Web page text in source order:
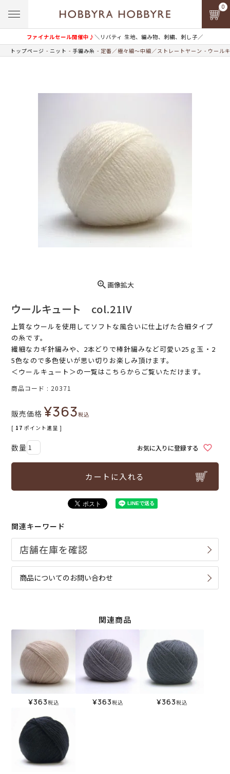
ファイナルセール開催中♪＼リバティ 生地、編み物、刺繍、刺し子／
0
トップページ ニット 手編み糸 定番／極々細～中細／ストレートヤーン ウール
画像拡大
ウールキュート col.21IV
上質なウールを使用してソフトな風合いに仕上げた合細タイプ
の糸です。
繊細なカギ針編みや、2本どりで棒針編みなど可愛い25ｇ玉・2
5色なので多色使いが思い切りお楽しみ頂けます。
＜ウールキュート＞の一覧はこちらからご覧いただけます。
商品コード 20371
販売価格 ¥363税込
[ 17 ポイント進呈 ]
お気に入りに登録する
カートに入れる
関連キーワード
商品についてのお問い合わせ
関連商品
¥363税込 ¥363税込 ¥363税込